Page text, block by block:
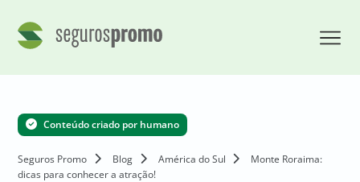
Conteúdo criado por humano
Seguros Promo Blog América do Sul
Monte Roraima:
dicas para conhecer a atração!